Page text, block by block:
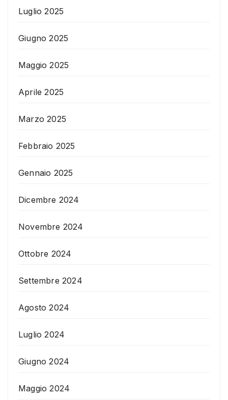
Luglio 2025
Giugno 2025
Maggio 2025
Aprile 2025
Marzo 2025
Febbraio 2025
Gennaio 2025
Dicembre 2024
Novembre 2024
Ottobre 2024
Settembre 2024
Agosto 2024
Luglio 2024
Giugno 2024
Maggio 2024